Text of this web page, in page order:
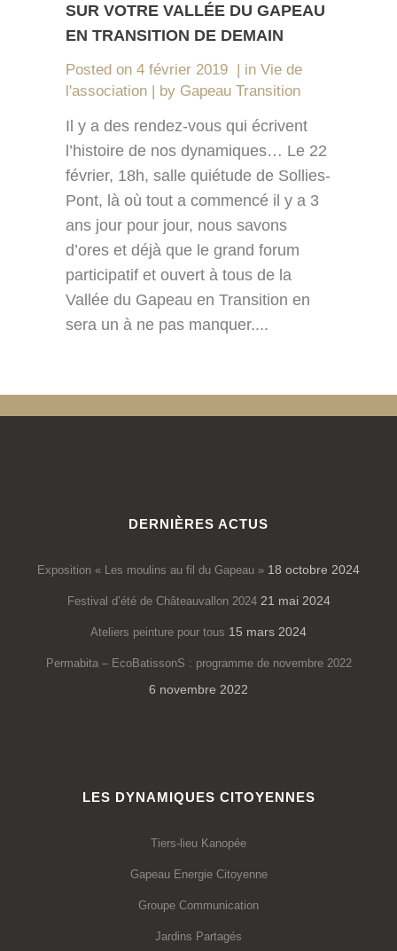
SUR VOTRE VALLÉE DU GAPEAU
EN TRANSITION DE DEMAIN
Posted on 4 février 2019 in Vie de
l'association
by Gapeau Transition
Il y a des rendez-vous qui écrivent
l’histoire de nos dynamiques… Le 22
février, 18h, salle quiétude de Sollies-
Pont, là où tout a commencé il y a 3
ans jour pour jour, nous savons
d’ores et déjà que le grand forum
participatif et ouvert à tous de la
Vallée du Gapeau en Transition en
sera un à ne pas manquer....
DERNIÈRES ACTUS
Exposition « Les moulins au fil du Gapeau » 18 octobre 2024
Festival d’été de Châteauvallon 2024 21 mai 2024
Ateliers peinture pour tous 15 mars 2024
Permabita – EcoBatissonS : programme de novembre 2022
6 novembre 2022
LES DYNAMIQUES CITOYENNES
Tiers-lieu Kanopée
Gapeau Energie Citoyenne
Groupe Communication
Jardins Partagés